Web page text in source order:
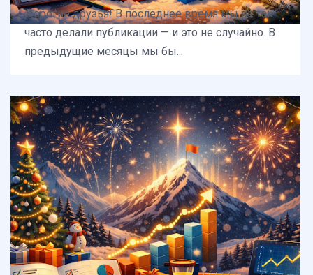
Дорогие друзья! В последнее время мы не так
часто делали публикации — и это не случайно. В
предыдущие месяцы мы бы...